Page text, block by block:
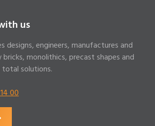
us
designs, engineers, manufactures and
monolithics, precast shapes and
solutions.
00